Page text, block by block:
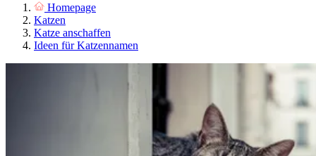
Homepage
Katzen
Katze anschaffen
Ideen für Katzennamen